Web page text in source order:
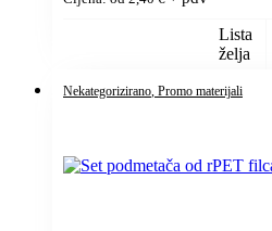
Lista
želja
Nekategorizirano , Promo materijali